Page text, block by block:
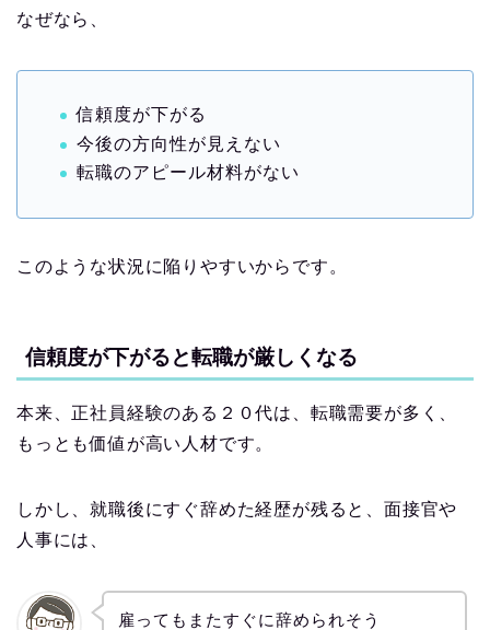
なぜなら、
信頼度が下がる
今後の方向性が見えない
転職のアピール材料がない
このような状況に陥りやすいからです。
信頼度が下がると転職が厳しくなる
本来、正社員経験のある２０代は、転職需要が多く、
もっとも価値が高い人材です。
しかし、就職後にすぐ辞めた経歴が残ると、面接官や
人事には、
雇ってもまたすぐに辞められそう